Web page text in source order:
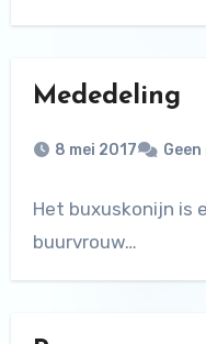
Mededeling
8 mei 2017
Het buxuskonijn is
buurvrouw…